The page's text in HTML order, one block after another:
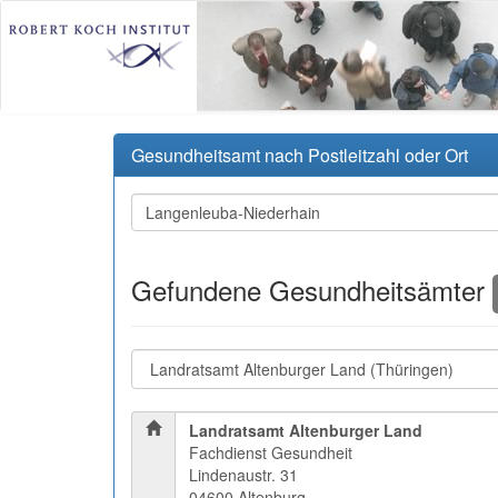
Gesundheitsamt nach Postleitzahl oder Ort
Gefundene Gesundheitsämter
Landratsamt Altenburger Land
Fachdienst Gesundheit
Lindenaustr. 31